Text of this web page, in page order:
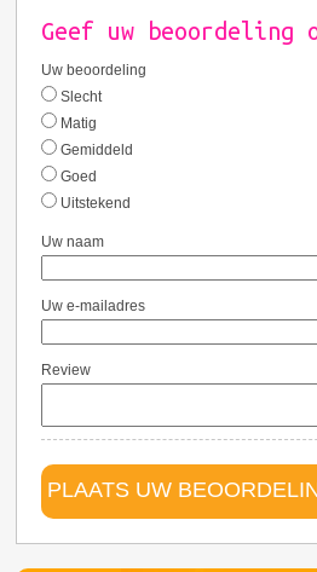
Geef uw beoordeling
Uw beoordeling
Slecht
Matig
Gemiddeld
Goed
Uitstekend
Uw naam
Uw e-mailadres
Review
PLAATS UW